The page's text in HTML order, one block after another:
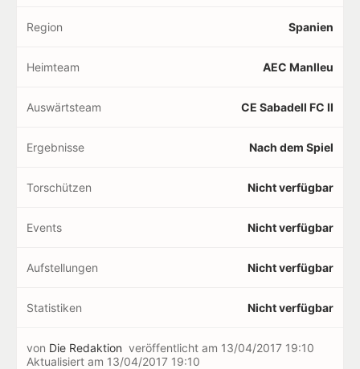
Region Spanien
Heimteam AEC Manlleu
Auswärtsteam CE Sabadell FC II
Ergebnisse Nach dem Spiel
Torschützen Nicht verfügbar
Events Nicht verfügbar
Aufstellungen Nicht verfügbar
Statistiken Nicht verfügbar
von Die Redaktion veröffentlicht am 13/04/2017 19:10
Aktualisiert am 13/04/2017 19:10